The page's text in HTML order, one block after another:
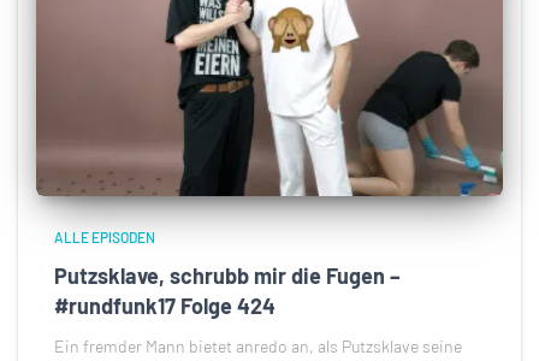
ALLE EPISODEN
Putzsklave, schrubb mir die Fugen –
#rundfunk17 Folge 424
Ein fremder Mann bietet anredo an, als Putzsklave seine